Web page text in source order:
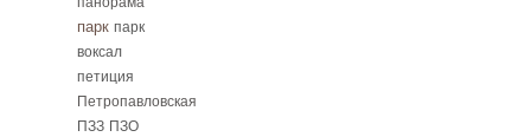
парк парк
воксал
петиция
Петропавловская
ПЗЗ ПЗО